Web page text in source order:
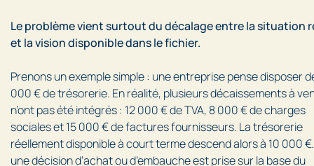
Le problème vient surtout du décalage entre la situation
et la vision disponible dans le fichier.
Prenons un exemple simple : une entreprise pense disposer
000 € de trésorerie. En réalité, plusieurs décaissements à
n’ont pas été intégrés : 12 000 € de TVA, 8 000 € de charges
sociales et 15 000 € de factures fournisseurs. La trésorerie
réellement disponible à court terme descend alors à 10 000
une décision d’achat ou d’embauche est prise sur la base du